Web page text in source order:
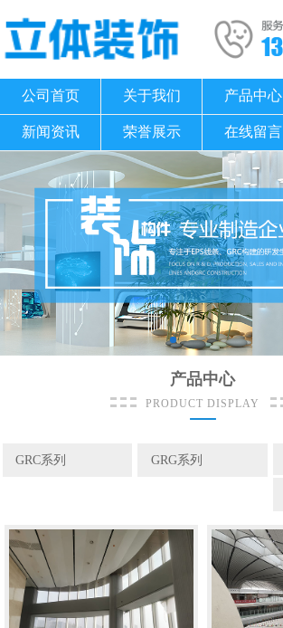
公司首页 关于我们 产品中心
新闻资讯 荣誉展示 在线留言
产品中心
PRODUCT DISPLAY
GRC系列 GRG系列